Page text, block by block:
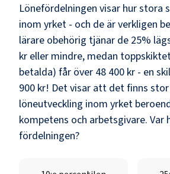
Lönefördelningen visar hur stora
inom yrket - och de är verkligen
lärare obehörig tjänar de 25%
kr eller mindre, medan
betalda) får över 48 400 kr - en
900 kr! Det visar att det finns
löneutveckling inom yrket
kompetens och arbetsgivare. Var
fördelningen?